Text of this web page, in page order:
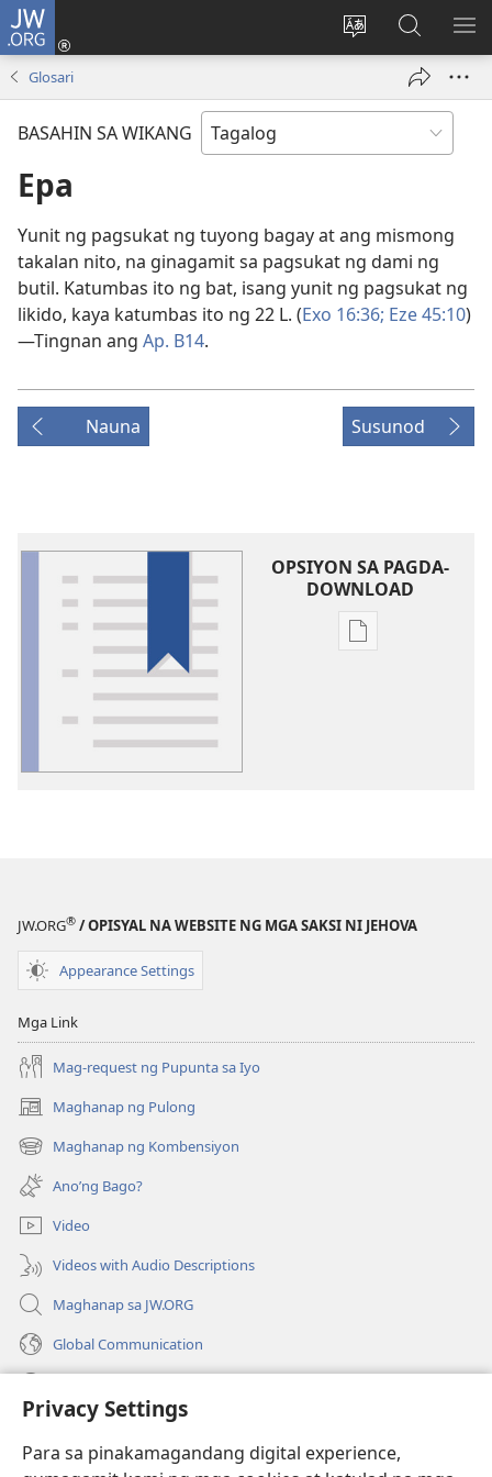
Privacy Settings
Para sa pinakamagandang digital experience,
JW.ORG
Baguhin
ng
Mag-
log
bubukas
sa
JW.ORG
Glosari
BASAHIN SA WIKANG
Epa
Yunit ng pagsukat ng tuyong bagay at ang mismong
takalan nito, na ginagamit sa pagsukat ng dami ng
butil. Katumbas ito ng bat, isang yunit ng pagsukat ng
likido, kaya katumbas ito ng 22 L. (Exo 16:36; Eze 45:10)
—Tingnan ang Ap. B14.
Nauna Susunod
OPSIYON SA PAGDA-
DOWNLOAD
Opsiyon
JW.ORG® / OPISYAL NA WEBSITE NG MGA SAKSI NI JEHOVA
Appearance Settings
Mga Link
Mag-request ng Pupunta sa Iyo
Maghanap ng Pulong
(may
bubukas
na
bagong
window)
Maghanap ng Kombensiyon
(may
bubukas
na
bagong
window)
Ano’ng Bago?
Video
Videos with Audio Descriptions
Maghanap sa JW.ORG
Global Communication
(may